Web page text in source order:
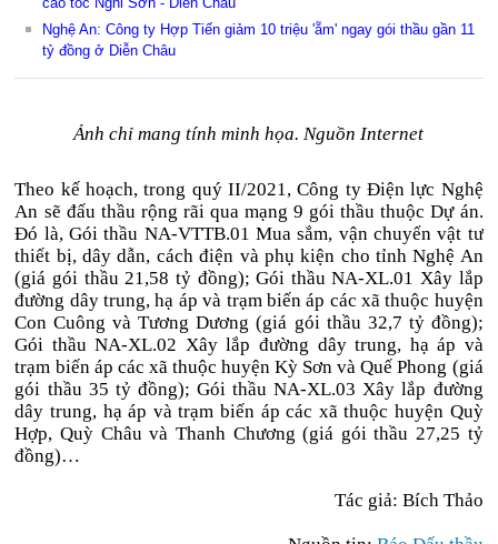
Nghệ An: Công ty Hợp Tiến giảm 10 triệu 'ẵm' ngay gói thầu gần 11
tỷ đồng ở Diễn Châu
Ảnh chỉ mang tính minh họa. Nguồn Internet
Theo kế hoạch, trong quý II/2021, Công ty Điện lực Nghệ
An sẽ đấu thầu rộng rãi qua mạng 9 gói thầu thuộc Dự án.
Đó là, Gói thầu NA-VTTB.01 Mua sắm, vận chuyển vật tư
thiết bị, dây dẫn, cách điện và phụ kiện cho tỉnh Nghệ An
(giá gói thầu 21,58 tỷ đồng); Gói thầu NA-XL.01 Xây lắp
đường dây trung, hạ áp và trạm biến áp các xã thuộc huyện
Con Cuông và Tương Dương (giá gói thầu 32,7 tỷ đồng);
Gói thầu NA-XL.02 Xây lắp đường dây trung, hạ áp và
trạm biến áp các xã thuộc huyện Kỳ Sơn và Quế Phong (giá
gói thầu 35 tỷ đồng); Gói thầu NA-XL.03 Xây lắp đường
dây trung, hạ áp và trạm biến áp các xã thuộc huyện Quỳ
Hợp, Quỳ Châu và Thanh Chương (giá gói thầu 27,25 tỷ
đồng)…
Tác giả: Bích Thảo